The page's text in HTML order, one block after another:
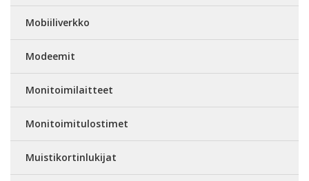
Mobiiliverkko
Modeemit
Monitoimilaitteet
Monitoimitulostimet
Muistikortinlukijat